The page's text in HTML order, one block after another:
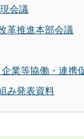
会議
革推進本部会議
企業等協働・
み発表資料